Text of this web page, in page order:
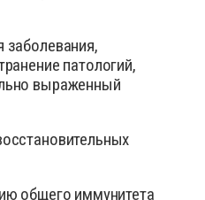
заболевания,
патологий,
выраженный
общего иммунитета